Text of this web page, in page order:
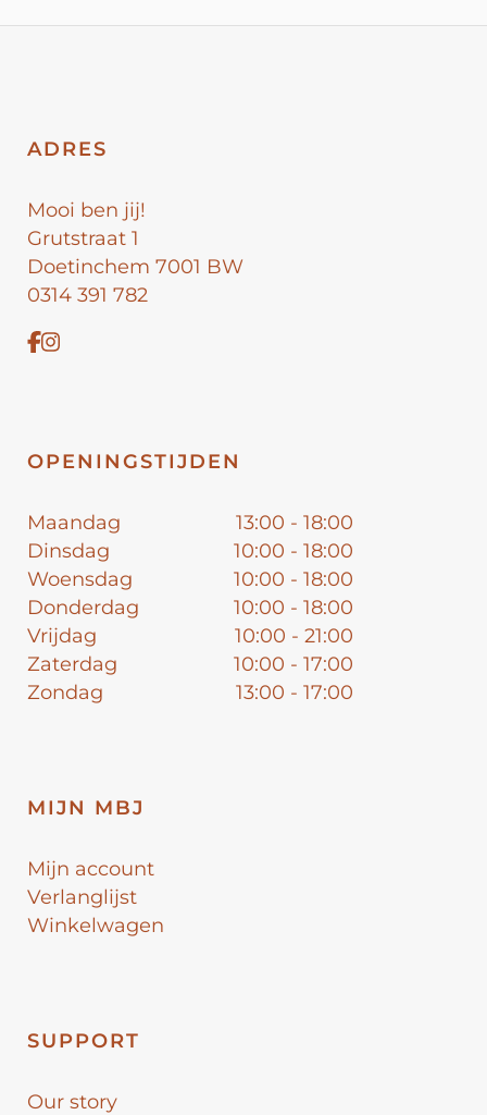
ADRES
Mooi ben jij!
Grutstraat 1
Doetinchem 7001 BW
0314 391 782
OPENINGSTIJDEN
Maandag
13:00 - 18:00
Dinsdag
10:00 - 18:00
Woensdag
10:00 - 18:00
Donderdag
10:00 - 18:00
Vrijdag
10:00 - 21:00
Zaterdag
10:00 - 17:00
Zondag
13:00 - 17:00
MIJN MBJ
Mijn account
Verlanglijst
Winkelwagen
SUPPORT
Our story